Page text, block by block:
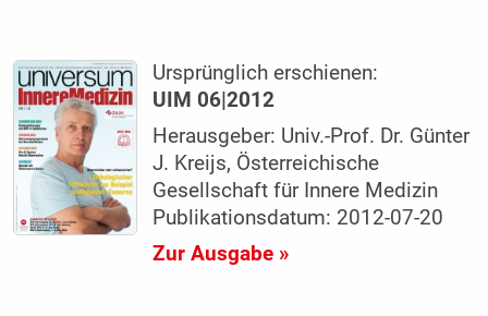
Ursprünglich erschienen:
UIM 06|2012
Herausgeber: Univ.-Prof. Dr. Günter
J. Kreijs, Österreichische
Gesellschaft für Innere Medizin
Publikationsdatum: 2012-07-20
Zur Ausgabe »